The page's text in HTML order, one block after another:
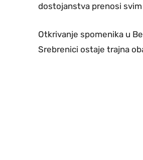
dostojanstva prenosi
Otkrivanje spomenika u
Srebrenici ostaje trajna